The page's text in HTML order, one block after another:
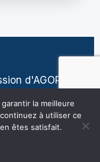
d'AGORA
la meilleure
à utiliser ce
êtes satisfait.